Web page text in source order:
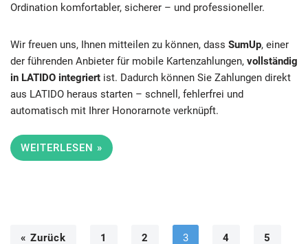
Ordination komfortabler, sicherer – und professioneller.
Wir freuen uns, Ihnen mitteilen zu können, dass SumUp, einer
der führenden Anbieter für mobile Kartenzahlungen, vollständig
in LATIDO integriert ist. Dadurch können Sie Zahlungen direkt
aus LATIDO heraus starten – schnell, fehlerfrei und
automatisch mit Ihrer Honorarnote verknüpft.
WEITERLESEN »
« Zurück 1 2 3 4 5